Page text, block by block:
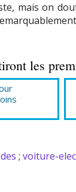
mais on
les
;voiture-